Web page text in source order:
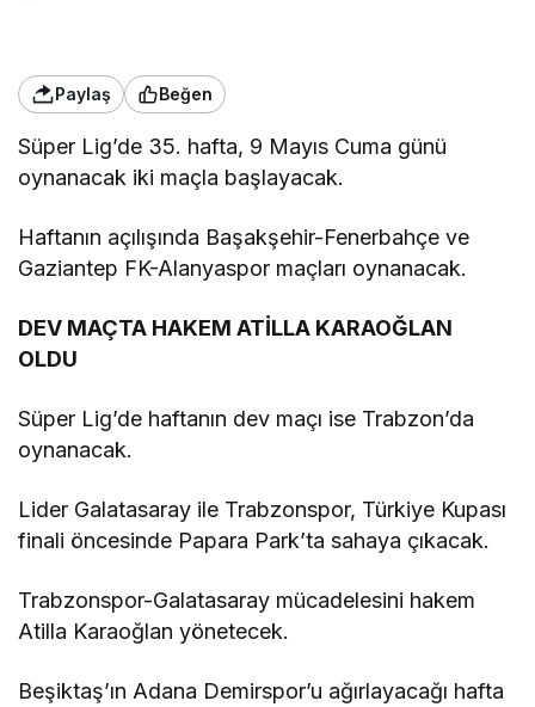
Paylaş Beğen
Süper Lig’de 35. hafta, 9 Mayıs Cuma günü
oynanacak iki maçla başlayacak.
Haftanın açılışında Başakşehir-Fenerbahçe ve
Gaziantep FK-Alanyaspor maçları oynanacak.
DEV MAÇTA HAKEM ATİLLA KARAOĞLAN
OLDU
Süper Lig’de haftanın dev maçı ise Trabzon’da
oynanacak.
Lider Galatasaray ile Trabzonspor, Türkiye Kupası
finali öncesinde Papara Park’ta sahaya çıkacak.
Trabzonspor-Galatasaray mücadelesini hakem
Atilla Karaoğlan yönetecek.
Beşiktaş’ın Adana Demirspor’u ağırlayacağı hafta